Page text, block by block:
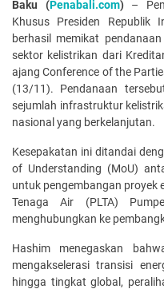
Baku (Penabali.com)–
Khusus Presiden Republik
berhasil memikat
sektor kelistrikan dari
ajang Conference of the
(13/11). Pendanaan
sejumlah infrastruktur
nasional yang berkelanjutan.
Kesepakatan ini ditandai
of Understanding (MoU)
untuk pengembangan proyek
Tenaga Air (PLTA)
menghubungkan ke
Hashim menegaskan
mengakselerasi transisi
hingga tingkat global,